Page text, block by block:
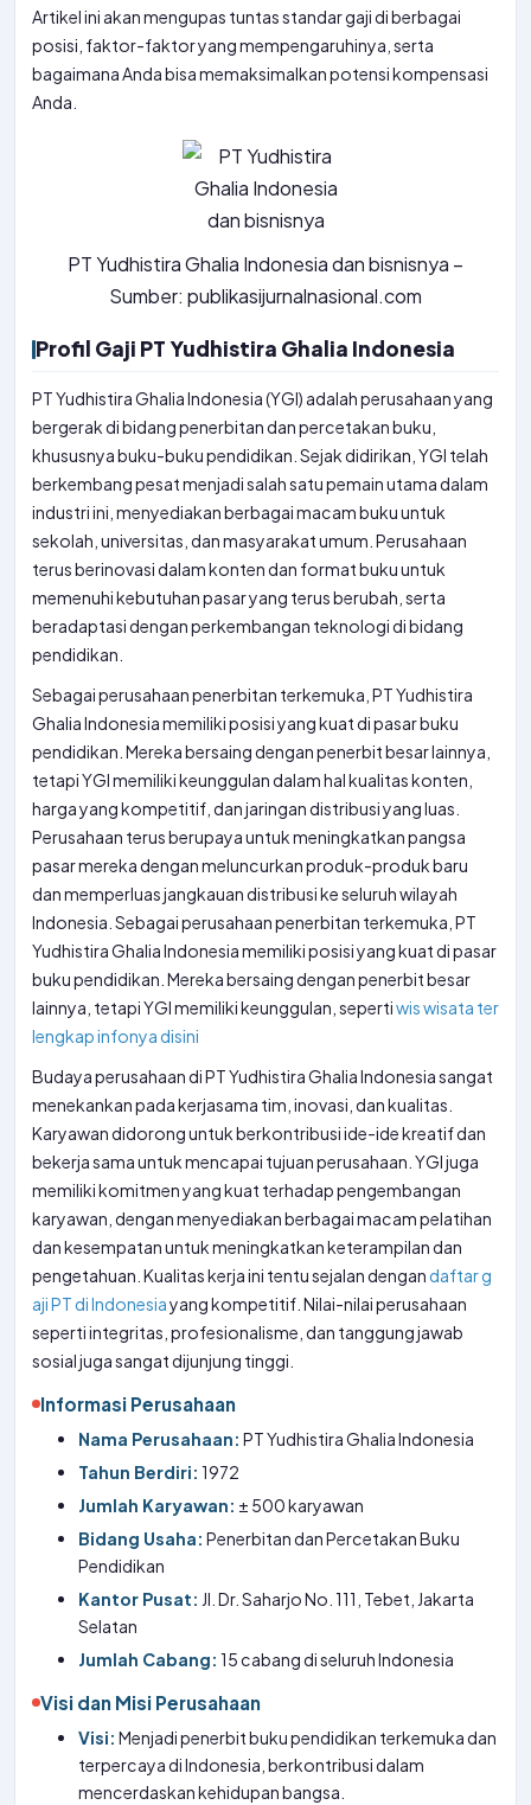
Artikel ini akan mengupas tuntas standar gaji di berbagai
posisi, faktor-faktor yang mempengaruhinya, serta
bagaimana Anda bisa memaksimalkan potensi kompensasi
Anda.
PT Yudhistira Ghalia Indonesia dan bisnisnya –
Sumber: publikasijurnalnasional.com
Profil Gaji PT Yudhistira Ghalia Indonesia
PT Yudhistira Ghalia Indonesia (YGI) adalah perusahaan yang
bergerak di bidang penerbitan dan percetakan buku,
khususnya buku-buku pendidikan. Sejak didirikan, YGI telah
berkembang pesat menjadi salah satu pemain utama dalam
industri ini, menyediakan berbagai macam buku untuk
sekolah, universitas, dan masyarakat umum. Perusahaan
terus berinovasi dalam konten dan format buku untuk
memenuhi kebutuhan pasar yang terus berubah, serta
beradaptasi dengan perkembangan teknologi di bidang
pendidikan.
Sebagai perusahaan penerbitan terkemuka, PT Yudhistira
Ghalia Indonesia memiliki posisi yang kuat di pasar buku
pendidikan. Mereka bersaing dengan penerbit besar lainnya,
tetapi YGI memiliki keunggulan dalam hal kualitas konten,
harga yang kompetitif, dan jaringan distribusi yang luas.
Perusahaan terus berupaya untuk meningkatkan pangsa
pasar mereka dengan meluncurkan produk-produk baru
dan memperluas jangkauan distribusi ke seluruh wilayah
Indonesia. Sebagai perusahaan penerbitan terkemuka, PT
Yudhistira Ghalia Indonesia memiliki posisi yang kuat di pasar
buku pendidikan. Mereka bersaing dengan penerbit besar
lainnya, tetapi YGI memiliki keunggulan, sepertiwiswisata ter
lengkap infonya disini
Budaya perusahaan di PT Yudhistira Ghalia Indonesia sangat
menekankan pada kerjasama tim, inovasi, dan kualitas.
Karyawan didorong untuk berkontribusi ide-ide kreatif dan
bekerja sama untuk mencapai tujuan perusahaan. YGI juga
memiliki komitmen yang kuat terhadap pengembangan
karyawan, dengan menyediakan berbagai macam pelatihan
dan kesempatan untuk meningkatkan keterampilan dan
pengetahuan. Kualitas kerja ini tentu sejalan dengan daftar g
aji PT di Indonesiayang kompetitif. Nilai-nilai perusahaan
seperti integritas, profesionalisme, dan tanggung jawab
sosial juga sangat dijunjung tinggi.
Informasi Perusahaan
Nama Perusahaan: PT Yudhistira Ghalia Indonesia
Tahun Berdiri: 1972
Jumlah Karyawan: ± 500 karyawan
Bidang Usaha: Penerbitan dan Percetakan Buku
Pendidikan
Kantor Pusat: Jl. Dr. Saharjo No. 111, Tebet, Jakarta
Selatan
Jumlah Cabang: 15 cabang di seluruh Indonesia
Visi dan Misi Perusahaan
Visi: Menjadi penerbit buku pendidikan terkemuka dan
terpercaya di Indonesia, berkontribusi dalam
mencerdaskan kehidupan bangsa.